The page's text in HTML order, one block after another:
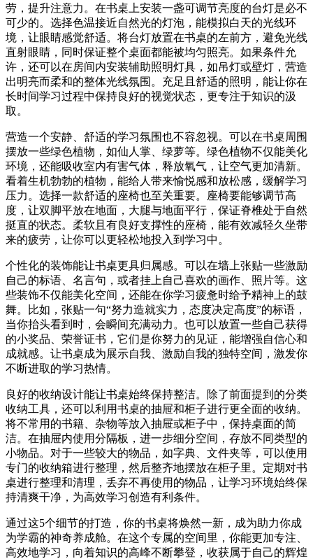
劳，提升注意力。在书桌上安装一盏可调节亮度的台灯是必不
可少的。选择色温接近自然光的灯泡，能模拟白天的光线环
境，让眼睛感觉舒适。将台灯放置在书桌的左前方，避免光线
直射眼睛，同时保证整个桌面都能被均匀照亮。如果条件允
许，还可以在房间内安装辅助照明灯具，如吊灯或壁灯，营造
出明亮而柔和的整体光线氛围。充足且舒适的照明，能让你在
长时间学习过程中保持良好的视觉状态，更专注于知识的汲
取。
营造一个安静、舒适的学习氛围也不容忽视。可以在书桌周围
摆放一些绿色植物，如仙人掌、绿萝等。绿色植物不仅能美化
环境，还能吸收室内有害气体，释放氧气，让空气更加清新。
看着生机勃勃的植物，能给人带来愉悦感和放松感，缓解学习
压力。选择一款舒适的座椅也至关重要。座椅要能够调节高
度，让双脚平放在地面，大腿与地面平行，保证脊椎处于自然
挺直的状态。柔软且有良好支撑性的座椅，能有效减轻久坐带
来的疲劳，让你可以更轻松地投入到学习中。
个性化的装饰能让书桌更具归属感。可以在墙上张贴一些激励
自己的标语、名言句，或者挂上自己喜欢的画作、照片等。这
些装饰不仅能美化空间，还能在你学习疲惫时给予精神上的鼓
舞。比如，张贴一句“努力造就实力，态度决定高度”的标语，
当你抬头看到时，会瞬间充满动力。也可以放置一些自己获得
的小奖品、荣誉证书，它们是你努力的见证，能增强自信心和
成就感。让书桌成为展示自我、激励自我的独特空间，激发你
不断进取的学习热情。
良好的收纳设计能让书桌始终保持整洁。除了前面提到的分类
收纳工具，还可以利用书桌的抽屉和柜子进行更全面的收纳。
将不常用的书籍、杂物等放入抽屉或柜子中，保持桌面的简
洁。在抽屉内使用分隔板，进一步细分空间，存放不同类型的
小物品。对于一些较大的物品，如字典、文件夹等，可以使用
专门的收纳箱进行整理，然后整齐地摆放在柜子里。定期对书
桌进行整理和清理，丢弃不再使用的物品，让学习环境始终保
持清爽干净，为高效学习创造有利条件。
通过这5个细节的打造，你的书桌将焕然一新，成为助力你成
为学霸的神奇养成舱。在这个专属的空间里，你能更加专注、
高效地学习，向着知识的高峰不断攀登，收获属于自己的辉煌